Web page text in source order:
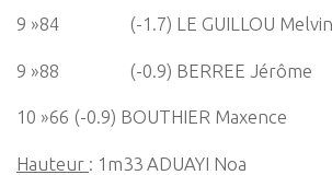
9 »84 (-1.7) LE GUILLOU Melvin
9 »88 (-0.9) BERREE Jérôme
10 »66 (-0.9) BOUTHIER Maxence
Hauteur : 1m33 ADUAYI Noa